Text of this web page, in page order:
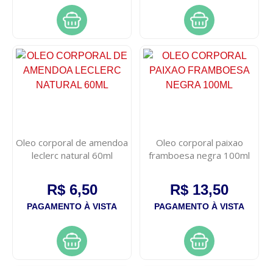
Oleo corporal de amendoa
leclerc natural 60ml
R$ 6,50
PAGAMENTO À VISTA
Oleo corporal paixao
framboesa negra 100ml
R$ 13,50
PAGAMENTO À VISTA